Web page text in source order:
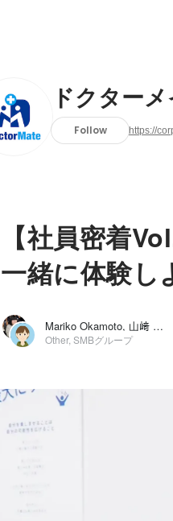
ドクター
Follow https://
【社員密着
一緒に体験し
Mariko Okamoto, 山﨑 夏摘
Other, SMBグループ